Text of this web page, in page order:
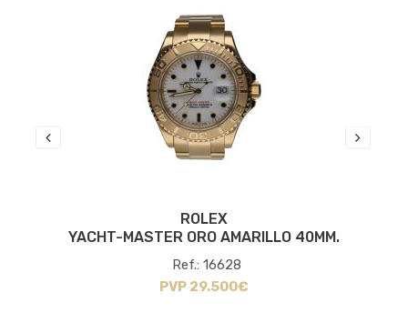
ROLEX
YACHT-MASTER ORO AMARILLO 40MM.
Ref.: 16628
PVP 29.500€